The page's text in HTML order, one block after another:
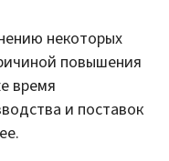
некоторых
повышения
время
и поставок